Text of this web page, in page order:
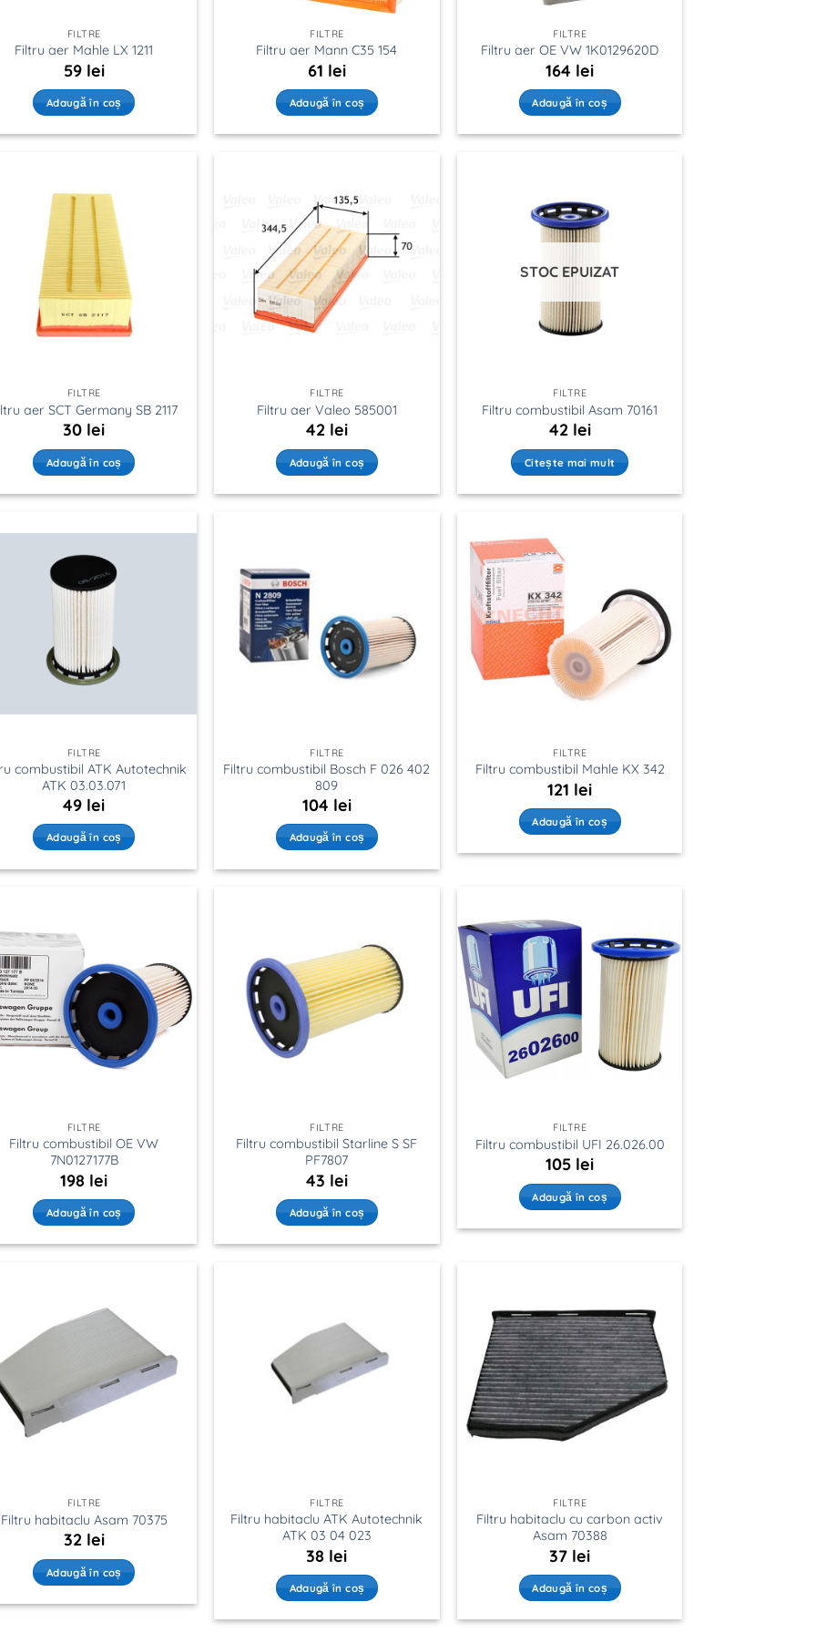
FILTRE
Filtru aer Mahle LX 1211
59 lei
Adaugă în coș
FILTRE
Filtru aer Mann C35 154
61 lei
Adaugă în coș
FILTRE
Filtru aer OE VW 1K0129620D
164 lei
Adaugă în coș
FILTRE
aer SCT Germany SB 2117
30 lei
Adaugă în coș
FILTRE
Filtru aer Valeo 585001
42 lei
Adaugă în coș
STOC EPUIZAT
FILTRE
Filtru combustibil Asam 70161
42 lei
Citește mai mult
FILTRE
combustibil ATK Autotechnik
ATK 03.03.071
49 lei
Adaugă în coș
FILTRE
Filtru combustibil Bosch F 026 402
809
104 lei
Adaugă în coș
FILTRE
Filtru combustibil Mahle KX 342
121 lei
Adaugă în coș
FILTRE
Filtru combustibil OE VW
7N0127177B
198 lei
Adaugă în coș
FILTRE
Filtru combustibil Starline S SF
PF7807
43 lei
Adaugă în coș
FILTRE
Filtru combustibil UFI 26.026.00
105 lei
Adaugă în coș
FILTRE
Filtru habitaclu Asam 70375
32 lei
Adaugă în coș
FILTRE
Filtru habitaclu ATK Autotechnik
ATK 03 04 023
38 lei
Adaugă în coș
FILTRE
Filtru habitaclu cu carbon activ
Asam 70388
37 lei
Adaugă în coș